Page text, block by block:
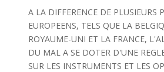
A LA DIFFERENCE DE PLUSIEURS
EUROPEENS, TELS QUE LA
ROYAUME-UNI ET LA FRANCE,
DU MAL A SE DOTER D'UNE
SUR LES INSTRUMENTS ET LES